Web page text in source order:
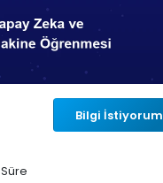
Bilgi İstiyorum
Süre